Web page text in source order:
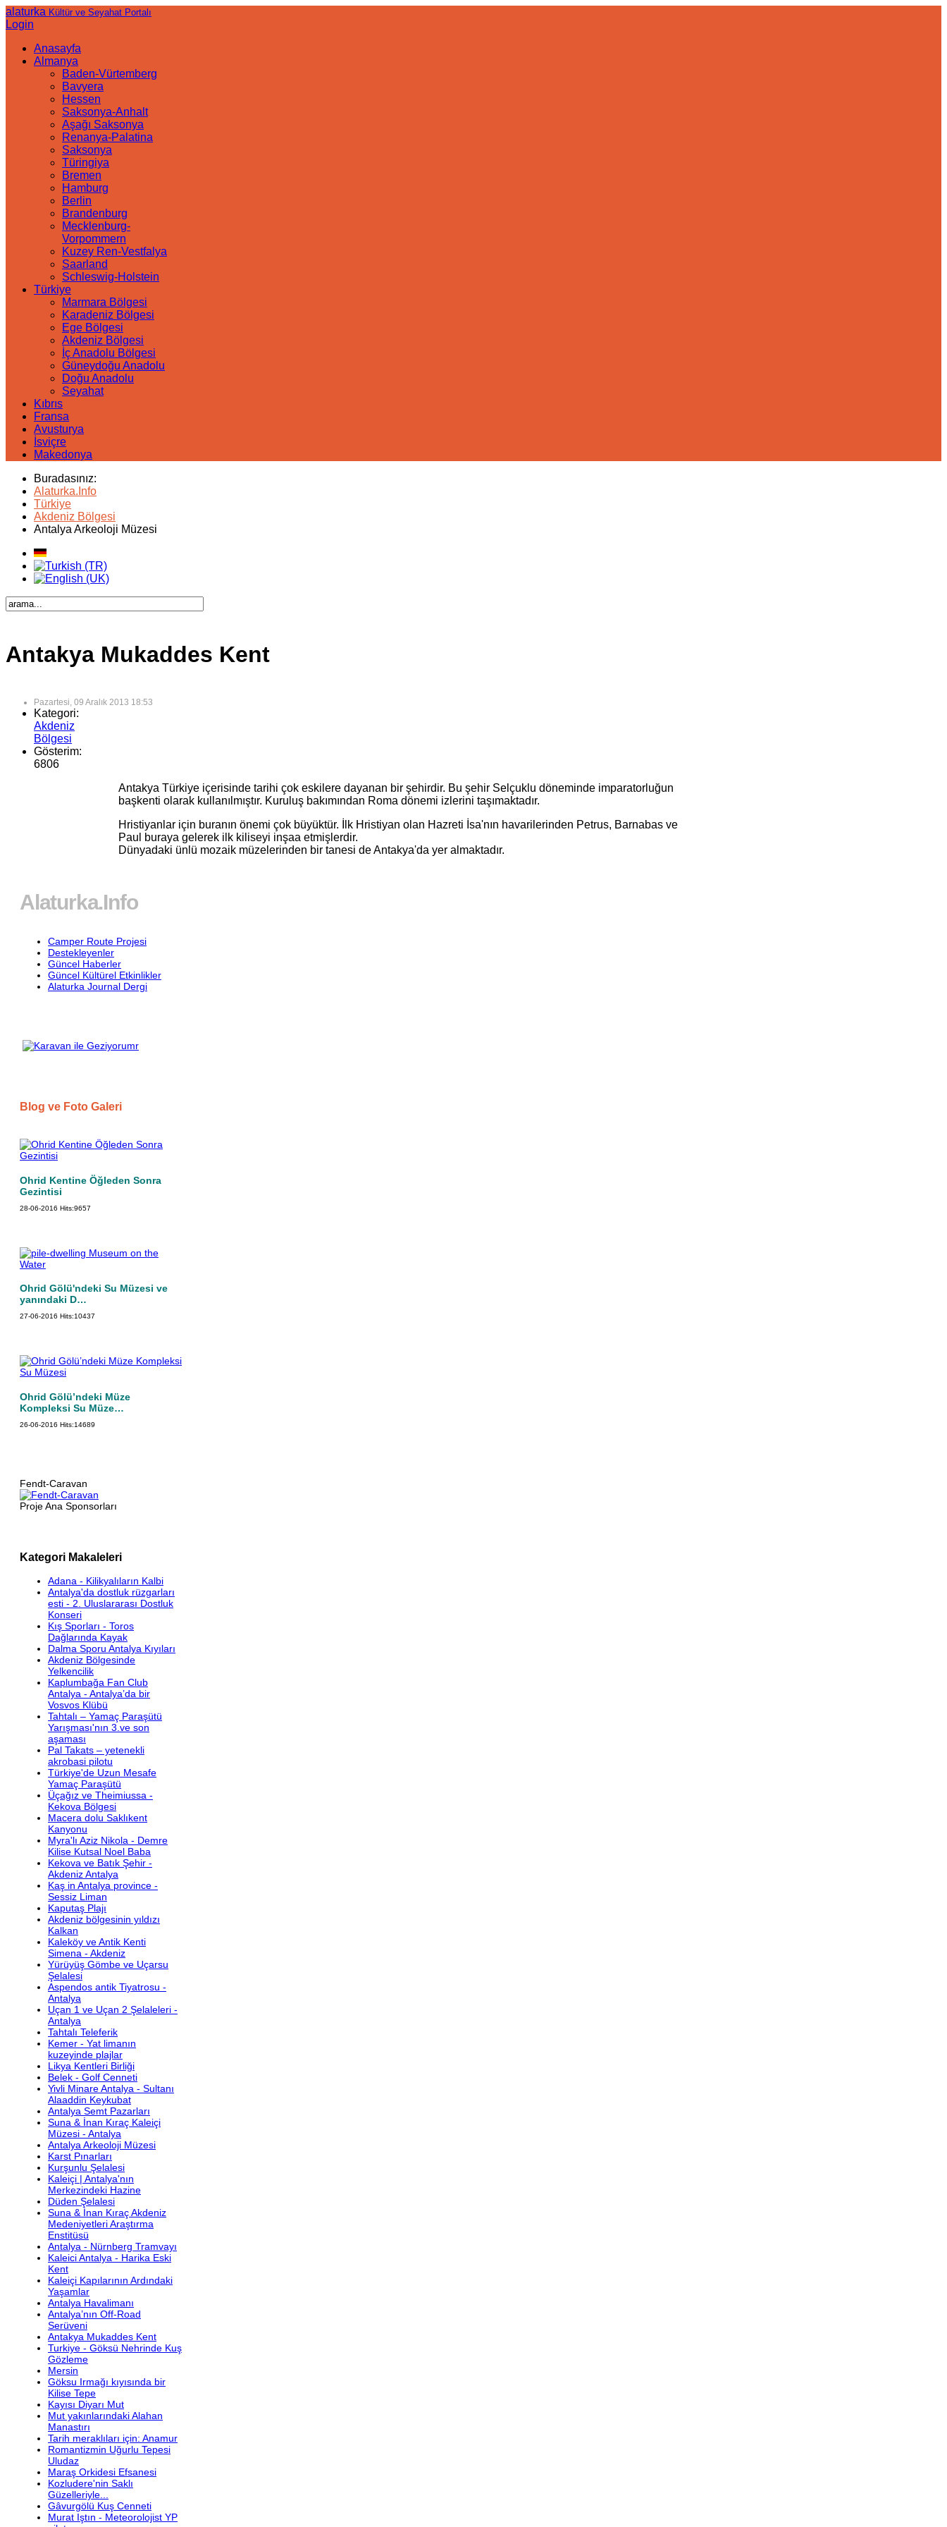
alaturka Kültür ve Seyahat Portalı
Login
Anasayfa
Almanya
Baden-Vürtemberg
Bavyera
Hessen
Saksonya-Anhalt
Aşağı Saksonya
Renanya-Palatina
Saksonya
Türingiya
Bremen
Hamburg
Berlin
Brandenburg
Mecklenburg-
Vorpommern
Kuzey Ren-Vestfalya
Saarland
Schleswig-Holstein
Türkiye
Marmara Bölgesi
Karadeniz Bölgesi
Ege Bölgesi
Akdeniz Bölgesi
İç Anadolu Bölgesi
Güneydoğu Anadolu
Doğu Anadolu
Seyahat
Kıbrıs
Fransa
Avusturya
İsviçre
Makedonya
Buradasınız:
Alaturka.Info
Türkiye
Akdeniz Bölgesi
Antalya Arkeoloji Müzesi
Antakya Mukaddes Kent
Pazartesi, 09 Aralık 2013 18:53
Kategori:
Akdeniz
Bölgesi
Gösterim:
6806
Antakya Türkiye içerisinde tarihi çok eskilere dayanan bir şehirdir. Bu şehir Selçuklu döneminde imparatorluğun
başkenti olarak kullanılmıştır. Kuruluş bakımından Roma dönemi izlerini taşımaktadır.
Hristiyanlar için buranın önemi çok büyüktür. İlk Hristiyan olan Hazreti İsa'nın havarilerinden Petrus, Barnabas ve
Paul buraya gelerek ilk kiliseyi inşaa etmişlerdir.
Dünyadaki ünlü mozaik müzelerinden bir tanesi de Antakya'da yer almaktadır.
Alaturka.Info
Camper Route Projesi
Destekleyenler
Güncel Haberler
Güncel Kültürel Etkinlikler
Alaturka Journal Dergi
Blog ve Foto Galeri
Ohrid Kentine Öğleden Sonra
Gezintisi
28-06-2016 Hits:9657
Ohrid Gölü'ndeki Su Müzesi ve
yanındaki D…
27-06-2016 Hits:10437
Ohrid Gölü’ndeki Müze
Kompleksi Su Müze…
26-06-2016 Hits:14689
Fendt-Caravan
Proje Ana Sponsorları
Kategori Makaleleri
Adana - Kilikyalıların Kalbi
Antalya'da dostluk rüzgarları
esti - 2. Uluslararası Dostluk
Konseri
Kış Sporları - Toros
Dağlarında Kayak
Dalma Sporu Antalya Kıyıları
Akdeniz Bölgesinde
Yelkencilik
Kaplumbağa Fan Club
Antalya - Antalya’da bir
Vosvos Klübü
Tahtalı – Yamaç Paraşütü
Yarışması'nın 3.ve son
aşaması
Pal Takats – yetenekli
akrobasi pilotu
Türkiye'de Uzun Mesafe
Yamaç Paraşütü
Üçağız ve Theimiussa -
Kekova Bölgesi
Macera dolu Saklıkent
Kanyonu
Myra'lı Aziz Nikola - Demre
Kilise Kutsal Noel Baba
Kekova ve Batık Şehir -
Akdeniz Antalya
Kaş in Antalya province -
Sessiz Liman
Kaputaş Plajı
Akdeniz bölgesinin yıldızı
Kalkan
Kaleköy ve Antik Kenti
Simena - Akdeniz
Yürüyüş Gömbe ve Uçarsu
Şelalesi
Aspendos antik Tiyatrosu -
Antalya
Uçan 1 ve Uçan 2 Şelaleleri -
Antalya
Tahtalı Teleferik
Kemer - Yat limanın
kuzeyinde plajlar
Likya Kentleri Birliği
Belek - Golf Cenneti
Yivli Minare Antalya - Sultanı
Alaaddin Keykubat
Antalya Semt Pazarları
Suna & İnan Kıraç Kaleiçi
Müzesi - Antalya
Antalya Arkeoloji Müzesi
Karst Pınarları
Kurşunlu Şelalesi
Kaleiçi | Antalya'nın
Merkezindeki Hazine
Düden Şelalesi
Suna & İnan Kıraç Akdeniz
Medeniyetleri Araştırma
Enstitüsü
Antalya - Nürnberg Tramvayı
Kaleici Antalya - Harika Eski
Kent
Kaleiçi Kapılarının Ardındaki
Yaşamlar
Antalya Havalimanı
Antalya’nın Off-Road
Serüveni
Antakya Mukaddes Kent
Turkiye - Göksü Nehrinde Kuş
Gözleme
Mersin
Göksu Irmağı kıyısında bir
Kilise Tepe
Kayısı Diyarı Mut
Mut yakınlarındaki Alahan
Manastırı
Tarih meraklıları için: Anamur
Romantizmin Uğurlu Tepesi
Uludaz
Maraş Orkidesi Efsanesi
Kozludere'nin Saklı
Güzelleriyle...
Gâvurgölü Kuş Cenneti
Murat Iştın - Meteorolojist YP